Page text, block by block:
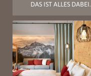
DAS IST ALLES DABEI.